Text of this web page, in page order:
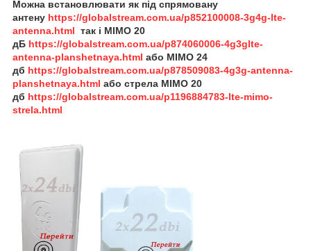
Можна встановлювати як під спрямовану
антену https://globalstream.com.ua/p852100008-3g4g-lte-
antenna.html так і MIMO 20
дБ https://globalstream.com.ua/p874060006-4g3glte-
antenna-planshetnaya.html або MIMO 24
дб https://globalstream.com.ua/p878509083-4g3g-antenna-
planshetnaya.html або стрела MIMO 20
дб https://globalstream.com.ua/p1196884783-lte-mimo-
strela.html